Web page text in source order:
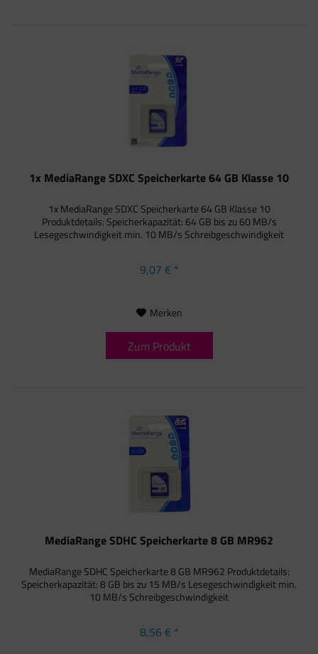
1x MediaRange SDXC Speicherkarte 64 GB Klasse 10
1x MediaRange SDXC Speicherkarte 64 GB Klasse 10
Produktdetails: Speicherkapazität: 64 GB bis zu 60 MB/s
Lesegeschwindigkeit min. 10 MB/s Schreibgeschwindigkeit
9,07 € *
Merken
Zum Produkt
MediaRange SDHC Speicherkarte 8 GB MR962
MediaRange SDHC Speicherkarte 8 GB MR962 Produktdetails:
Speicherkapazität: 8 GB bis zu 15 MB/s Lesegeschwindigkeit min.
10 MB/s Schreibgeschwindigkeit
8,56 € *